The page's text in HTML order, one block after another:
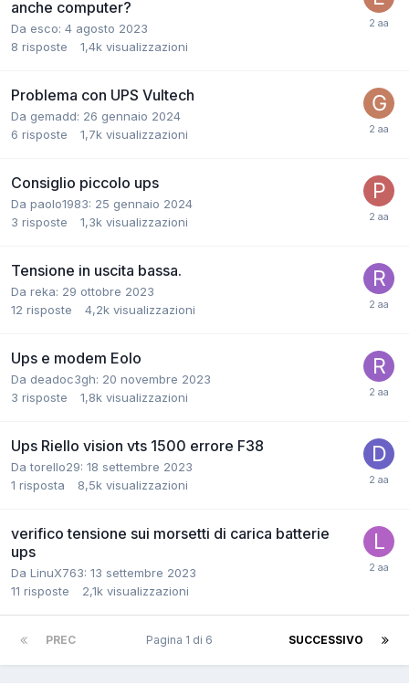
anche computer?
Da esco: 4 agosto 2023
8 risposte 1,4k visualizzazioni
Problema con UPS Vultech
Da gemadd: 26 gennaio 2024
6 risposte 1,7k visualizzazioni
Consiglio piccolo ups
Da paolo1983: 25 gennaio 2024
3 risposte 1,3k visualizzazioni
Tensione in uscita bassa.
Da reka: 29 ottobre 2023
12 risposte 4,2k visualizzazioni
Ups e modem Eolo
Da deadoc3gh: 20 novembre 2023
3 risposte 1,8k visualizzazioni
Ups Riello vision vts 1500 errore F38
Da torello29: 18 settembre 2023
1 risposta 8,5k visualizzazioni
verifico tensione sui morsetti di carica batterie
ups
Da LinuX763: 13 settembre 2023
11 risposte 2,1k visualizzazioni
PREC SUCCESSIVO
Pagina 1 di 6